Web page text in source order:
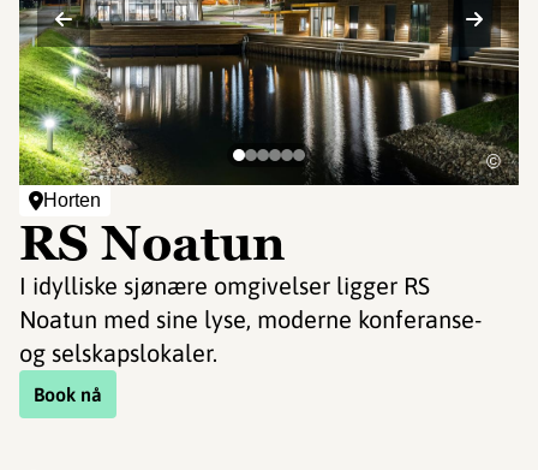
Horten
RS Noatun
I idylliske sjønære omgivelser ligger RS
Noatun med sine lyse, moderne konferanse-
og selskapslokaler.
Book nå
©